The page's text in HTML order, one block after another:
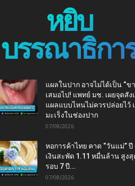
หยิบ
บรรณาธิกา
แผลในปาก อาจไม่ได้เป็น “ขา
เสมอไป! แพทย์ มช. เผยจุดสัง
แผลแบบไหนไม่ควรปล่อยไว้
มะเร็งในช่องปาก
07/08/2026
หอการค้าไทย คาด “วันแม่” ปี
เงินสะพัด 1.11 หมื่นล้าน สูง
รอบ 7 ปี...
07/08/2026